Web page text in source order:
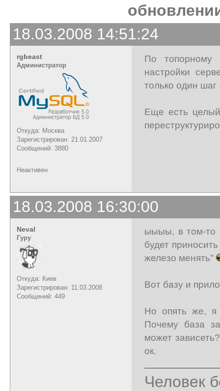
18.03.2008 14:51:24
rgbeast
Администратор
Откуда: Москва
Зарегистрирован: 21.01.2007
Сообщений: 3880
По
настройки
только один
Еще есть
Неактивен
18.03.2008 16:30:00
Neval
Гуру
Откуда: Киев
Зарегистрирован: 11.03.2008
Сообщений: 449
ыыыы, в том-то
будет
железо менять"
Вот базу и
Но опять же, я
Почему база
может
ок.
Человек